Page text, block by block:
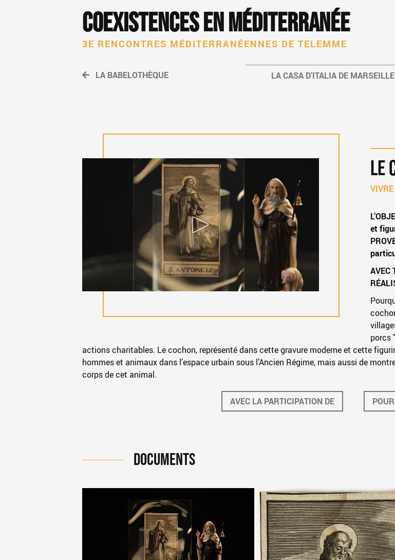
Coexistences en Méditerranée
3E RENCONTRES MÉDITERRANÉENNES DE TELEMME
LA BABELOTHÈQUE LA CASA D’ITALIA DE MARSEILLE
LE COCHON DE SAINT ANTOINE
LE
et
AVEC
porcs
actions charitables. Le cochon, représenté dans cette gravure moderne et cette
hommes et animaux dans l’espace urbain sous l’Ancien Régime, mais aussi de
corps de cet animal.
AVEC LA PARTICIPATION DE
DOCUMENTS